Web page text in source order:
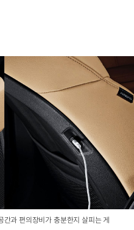
과 편의장비가 충분한지 살피는 게